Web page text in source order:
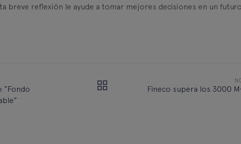
breve reflexión le ayude a tomar mejores decisiones en un
“Fondo
Fineco supera los 3000